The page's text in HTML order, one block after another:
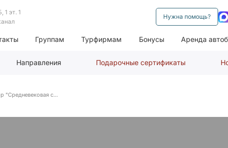
1 эт. 1
Нужна помощь?
Группам Турфирмам Бонусы Аренда
Направления Подарочные сертификаты
"Средневековая с...